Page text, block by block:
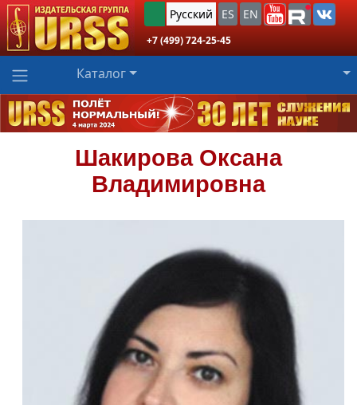
Русский ES EN
+7 (499) 724-25-45
Каталог
Шакирова Оксана
Владимировна